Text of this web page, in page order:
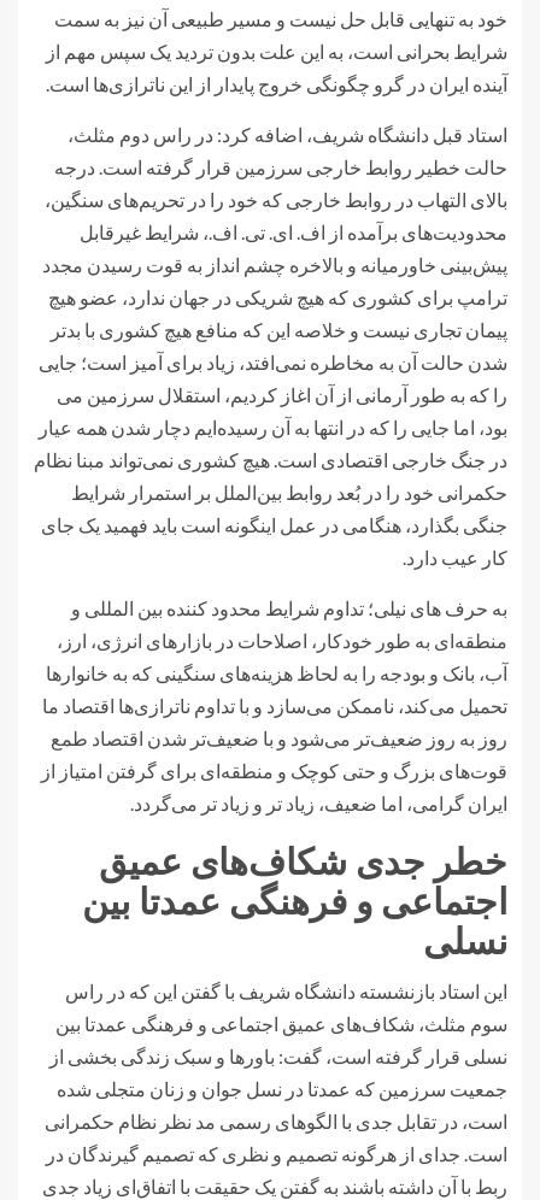
خود به تنهایی قابل حل نیست و مسیر طبیعی آن نیز به سمت
شرایط بحرانی است، به این علت بدون تردید یک سپس مهم از
آینده ایران در گرو چگونگی خروج پایدار از این ناترازی‌ها است.
استاد قبل دانشگاه شریف، اضافه کرد: در راس دوم مثلث،
حالت خطیر روابط خارجی سرزمین قرار گرفته است. درجه
بالای التهاب در روابط خارجی که خود را در تحریم‌های سنگین،
محدودیت‌های برآمده از اف. ای. تی. اف.، شرایط غیرقابل
پیش‌بینی خاورمیانه و بالاخره چشم انداز به قوت رسیدن مجدد
ترامپ برای کشوری که هیچ شریکی در جهان ندارد، عضو هیچ
پیمان تجاری نیست و خلاصه این که منافع هیچ کشوری با بدتر
شدن حالت آن به مخاطره نمی‌افتد، زیاد برای آمیز است؛ جایی
را که به طور آرمانی از آن اغاز کردیم، استقلال سرزمین می
بود، اما جایی را که در انتها به آن رسیده‌ایم دچار شدن همه عیار
در جنگ خارجی اقتصادی است. هیچ کشوری نمی‌تواند مبنا نظام
حکمرانی خود را در بُعد روابط بین‌الملل بر استمرار شرایط
جنگی بگذارد، هنگامی در عمل اینگونه است باید فهمید یک جای
کار عیب دارد.
به حرف های نیلی؛ تداوم شرایط محدود کننده بین المللی و
منطقه‌ای به طور خودکار، اصلاحات در بازارهای انرژی، ارز،
آب، بانک و بودجه را به لحاظ هزینه‌های سنگینی که به خانوارها
تحمیل می‌کند، ناممکن می‌سازد و با تداوم ناترازی‌ها اقتصاد ما
روز به روز ضعیف‌تر می‌شود و با ضعیف‌تر شدن اقتصاد طمع
قوت‌های بزرگ و حتی کوچک و منطقه‌ای برای گرفتن امتیاز از
ایران گرامی، اما ضعیف، زیاد تر و زیاد تر می‌گردد.
خطر جدی شکاف‌های عمیق
اجتماعی و فرهنگی عمدتا بین
نسلی
این استاد بازنشسته دانشگاه شریف با گفتن این که در راس
سوم مثلث، شکاف‌های عمیق اجتماعی و فرهنگی عمدتا بین
نسلی قرار گرفته است، گفت: باورها و سبک زندگی بخشی از
جمعیت سرزمین که عمدتا در نسل جوان و زنان متجلی شده
است، در تقابل جدی با الگوهای رسمی مد نظر نظام حکمرانی
است. جدای از هرگونه تصمیم و نظری که تصمیم گیرندگان در
ربط با آن داشته باشند به گفتن یک حقیقت با اتفاق‌ای زیاد جدی